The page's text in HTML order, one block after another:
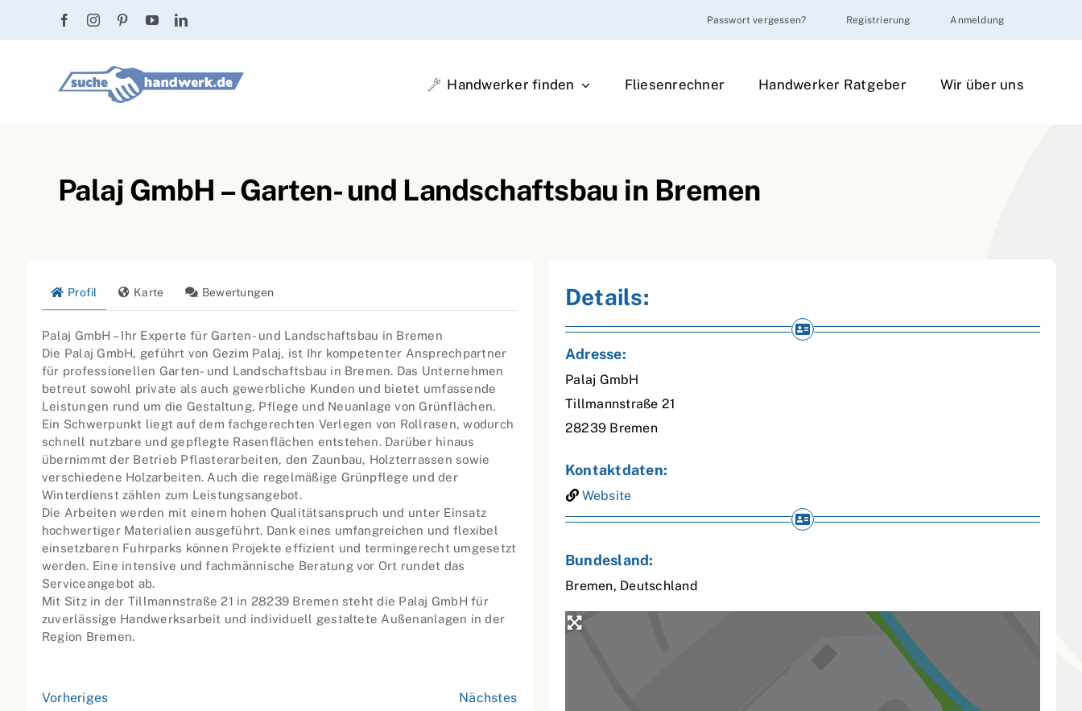
Passwort vergessen? Registrierung Anmeldung
Handwerker finden Fliesenrechner Handwerker Ratgeber Wir über uns
Palaj GmbH – Garten- und Landschaftsbau in Bremen
Profil Karte Bewertungen
Palaj GmbH – Ihr Experte für Garten- und Landschaftsbau in Bremen
Die Palaj GmbH, geführt von Gezim Palaj, ist Ihr kompetenter Ansprechpartner
für professionellen Garten- und Landschaftsbau in Bremen. Das Unternehmen
betreut sowohl private als auch gewerbliche Kunden und bietet umfassende
Leistungen rund um die Gestaltung, Pflege und Neuanlage von Grünflächen.
Ein Schwerpunkt liegt auf dem fachgerechten Verlegen von Rollrasen, wodurch
schnell nutzbare und gepflegte Rasenflächen entstehen. Darüber hinaus
übernimmt der Betrieb Pflasterarbeiten, den Zaunbau, Holzterrassen sowie
verschiedene Holzarbeiten. Auch die regelmäßige Grünpflege und der
Winterdienst zählen zum Leistungsangebot.
Die Arbeiten werden mit einem hohen Qualitätsanspruch und unter Einsatz
hochwertiger Materialien ausgeführt. Dank eines umfangreichen und flexibel
einsetzbaren Fuhrparks können Projekte effizient und termingerecht umgesetzt
werden. Eine intensive und fachmännische Beratung vor Ort rundet das
Serviceangebot ab.
Mit Sitz in der Tillmannstraße 21 in 28239 Bremen steht die Palaj GmbH für
zuverlässige Handwerksarbeit und individuell gestaltete Außenanlagen in der
Region Bremen.
Vorheriges Nächstes
Details:
Adresse:
Palaj GmbH
Tillmannstraße 21
28239 Bremen
Kontaktdaten:
Website
Bundesland:
Bremen, Deutschland